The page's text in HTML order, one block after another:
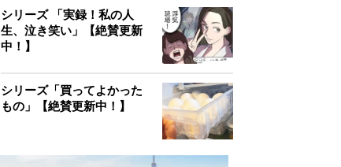
シリーズ 「実録！私の人
生、泣き笑い」【絶賛更新
中！】
シリーズ「買ってよかった
もの」【絶賛更新中！】